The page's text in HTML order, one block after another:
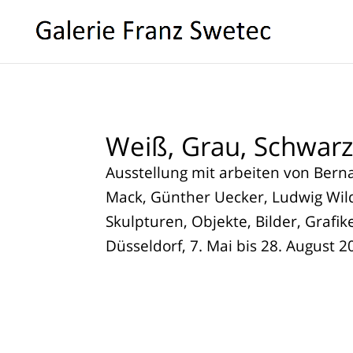
Weiß, Grau, Schwarz
Ausstellung mit arbeiten von
Mack, Günther Uecker, Ludwig
Skulpturen, Objekte, Bilder,
Düsseldorf, 7. Mai bis 28. August